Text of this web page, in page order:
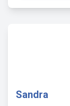
Sandra